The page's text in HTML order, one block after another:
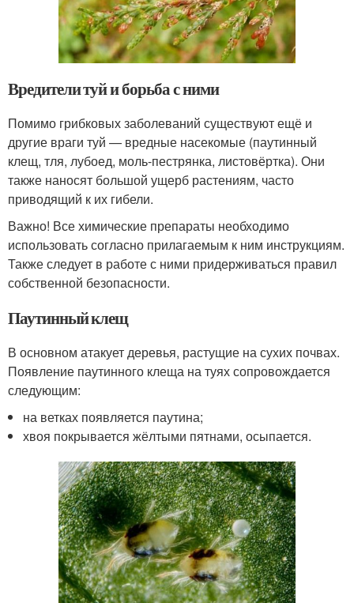
Вредители туй и борьба с ними
Помимо грибковых заболеваний существуют ещё и
другие враги туй — вредные насекомые (паутинный
клещ, тля, лубоед, моль-пестрянка, листовёртка). Они
также наносят большой ущерб растениям, часто
приводящий к их гибели.
Важно! Все химические препараты необходимо
использовать согласно прилагаемым к ним инструкциям.
Также следует в работе с ними придерживаться правил
собственной безопасности.
Паутинный клещ
В основном атакует деревья, растущие на сухих почвах.
Появление паутинного клеща на туях сопровождается
следующим:
на ветках появляется паутина;
хвоя покрывается жёлтыми пятнами, осыпается.